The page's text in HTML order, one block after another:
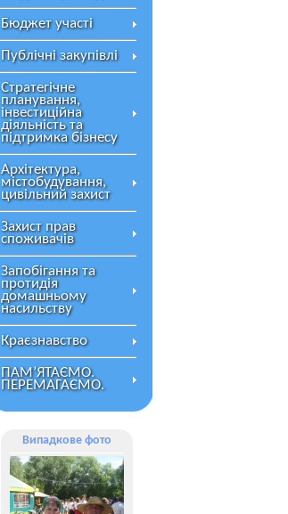
Бюджет участі
Публічні закупівлі
Стратегічне
планування,
інвестиційна
діяльність та
підтримка бізнесу
Архітектура,
містобудування,
цивільний захист
Захист прав
споживачів
Запобігання та
протидія
домашньому
насильству
Краєзнавство
ПАМ’ЯТАЄМО.
ПЕРЕМАГАЄМО.
Випадкове фото